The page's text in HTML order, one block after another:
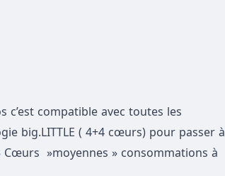
c’est compatible avec toutes les
big.LITTLE ( 4+4 cœurs) pour passer à
»moyennes » consommations à